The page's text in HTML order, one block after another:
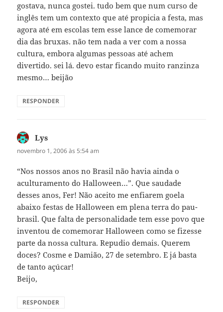
gostava, nunca gostei. tudo bem que num curso de
inglês tem um contexto que até propicia a festa, mas
agora até em escolas tem esse lance de comemorar
dia das bruxas. não tem nada a ver com a nossa
cultura, embora algumas pessoas até achem
divertido. sei lá. devo estar ficando muito ranzinza
mesmo… beijão
RESPONDER
Lys
novembro 1, 2006 às 5:54 am
“Nos nossos anos no Brasil não havia ainda o
aculturamento do Halloween…”. Que saudade
desses anos, Fer! Não aceito me enfiarem goela
abaixo festas de Halloween em plena terra do pau-
brasil. Que falta de personalidade tem esse povo que
inventou de comemorar Halloween como se fizesse
parte da nossa cultura. Repudio demais. Querem
doces? Cosme e Damião, 27 de setembro. E já basta
de tanto açúcar!
Beijo,
RESPONDER